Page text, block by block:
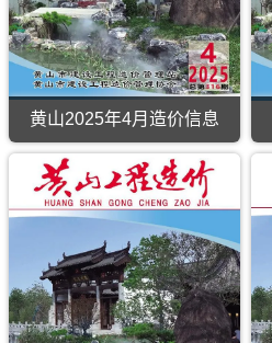
黄山2025年4月造价信息